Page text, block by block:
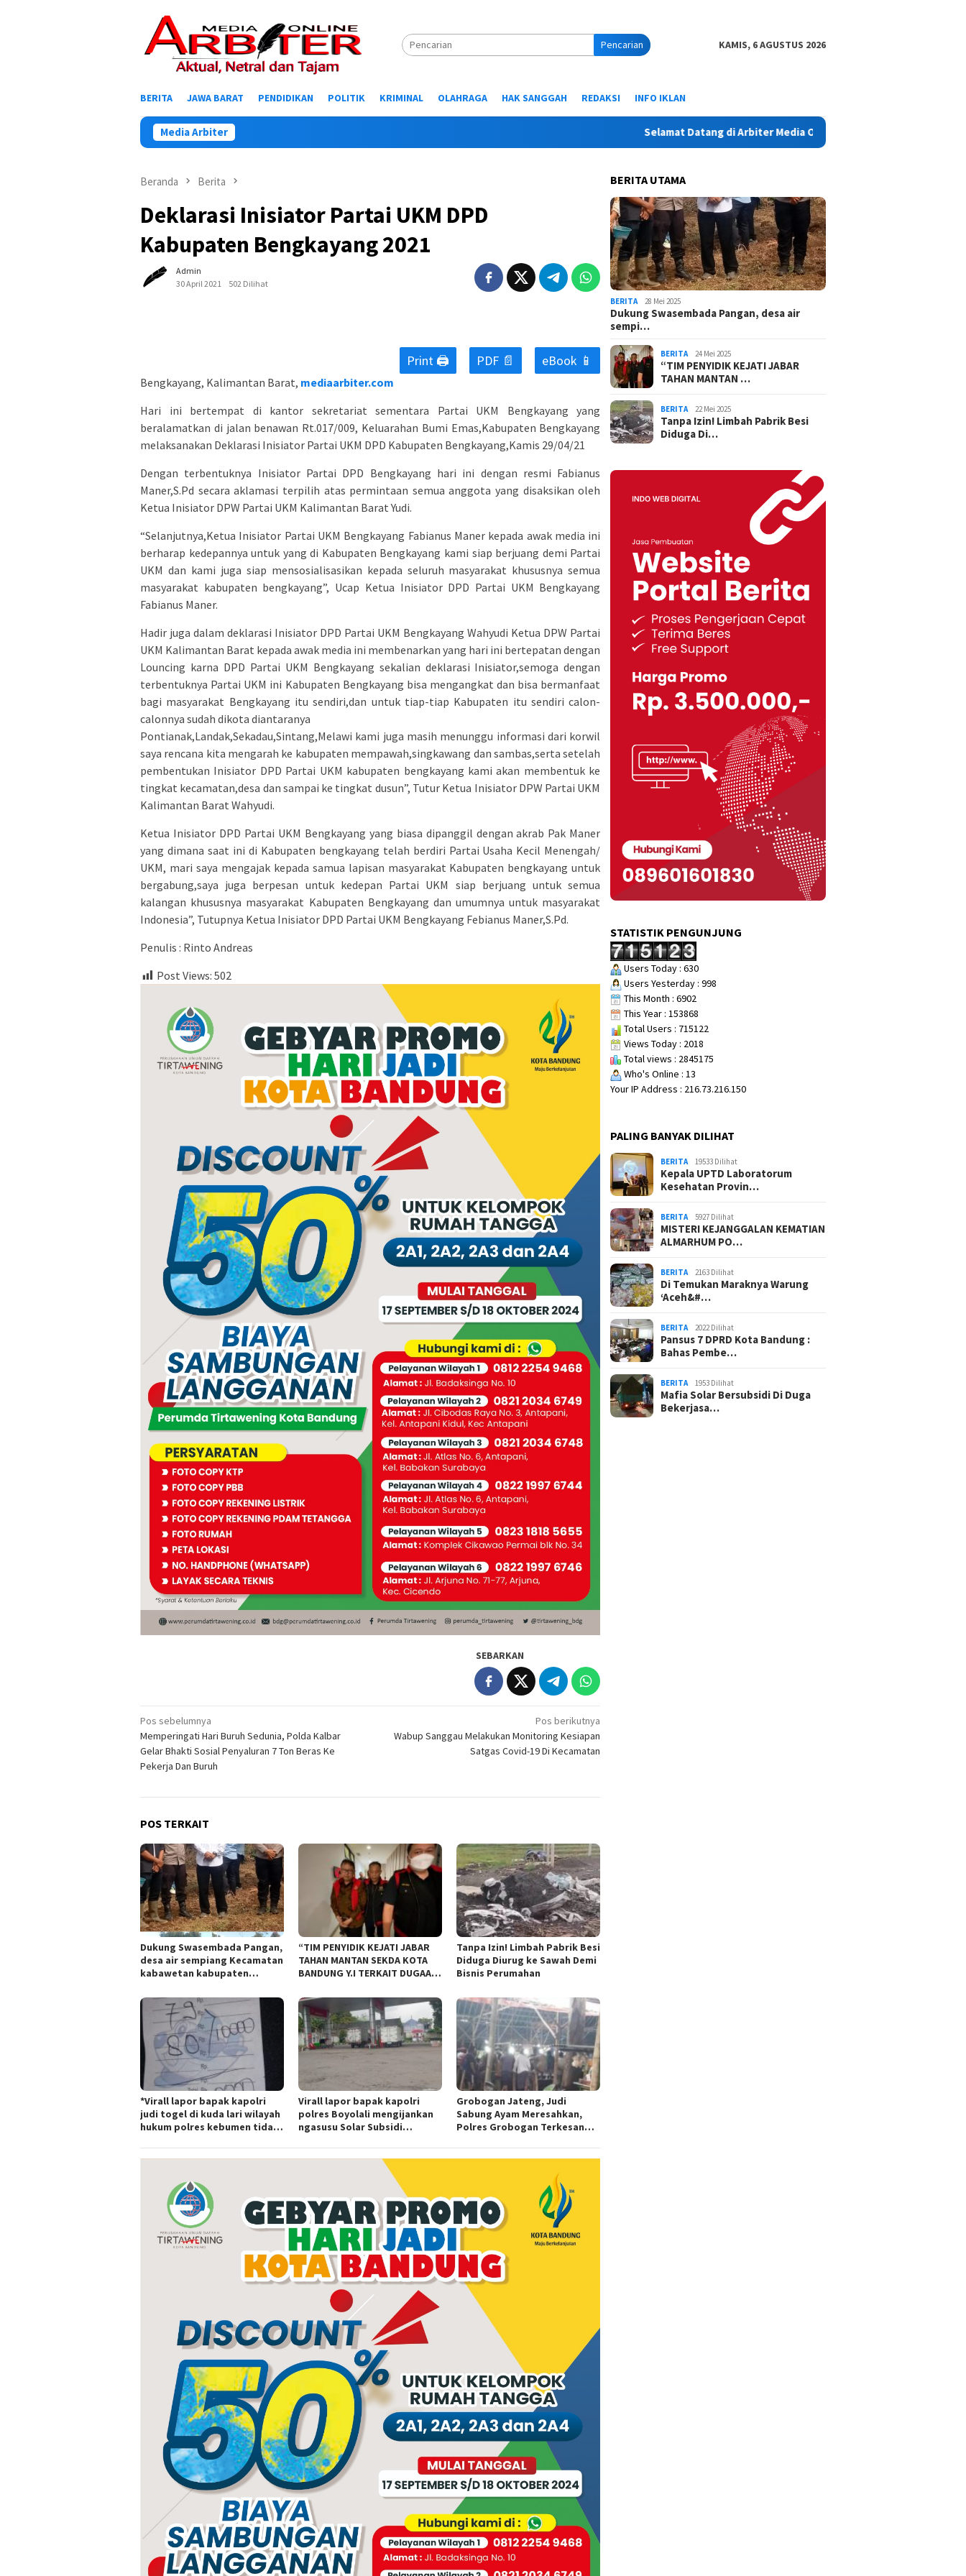
Pencarian KAMIS, 6 AGUSTUS 2026
BERITA JAWA BARAT PENDIDIKAN POLITIK KRIMINAL OLAHRAGA HAK SANGGAH REDAKSI INFO IKLAN
Media Arbiter Selamat Datang di Arbiter Media Online - Aktual, Netral dan Tajam
Beranda Berita
Deklarasi Inisiator Partai UKM DPD
Kabupaten Bengkayang 2021
Admin
30 April 2021
502 Dilihat
Print 🖨 PDF 📄 eBook 📱
Bengkayang, Kalimantan Barat, mediaarbiter.com
Hari ini bertempat di kantor sekretariat sementara Partai UKM Bengkayang yang
beralamatkan di jalan benawan Rt.017/009, Keluarahan Bumi Emas,Kabupaten Bengkayang
melaksanakan Deklarasi Inisiator Partai UKM DPD Kabupaten Bengkayang,Kamis 29/04/21
Dengan terbentuknya Inisiator Partai DPD Bengkayang hari ini dengan resmi Fabianus
Maner,S.Pd secara aklamasi terpilih atas permintaan semua anggota yang disaksikan oleh
Ketua Inisiator DPW Partai UKM Kalimantan Barat Yudi.
“Selanjutnya,Ketua Inisiator Partai UKM Bengkayang Fabianus Maner kepada awak media ini
berharap kedepannya untuk yang di Kabupaten Bengkayang kami siap berjuang demi Partai
UKM dan kami juga siap mensosialisasikan kepada seluruh masyarakat khususnya semua
masyarakat kabupaten bengkayang”, Ucap Ketua Inisiator DPD Partai UKM Bengkayang
Fabianus Maner.
Hadir juga dalam deklarasi Inisiator DPD Partai UKM Bengkayang Wahyudi Ketua DPW Partai
UKM Kalimantan Barat kepada awak media ini membenarkan yang hari ini bertepatan dengan
Louncing karna DPD Partai UKM Bengkayang sekalian deklarasi Inisiator,semoga dengan
terbentuknya Partai UKM ini Kabupaten Bengkayang bisa mengangkat dan bisa bermanfaat
bagi masyarakat Bengkayang itu sendiri,dan untuk tiap-tiap Kabupaten itu sendiri calon-
calonnya sudah dikota diantaranya
Pontianak,Landak,Sekadau,Sintang,Melawi kami juga masih menunggu informasi dari korwil
saya rencana kita mengarah ke kabupaten mempawah,singkawang dan sambas,serta setelah
pembentukan Inisiator DPD Partai UKM kabupaten bengkayang kami akan membentuk ke
tingkat kecamatan,desa dan sampai ke tingkat dusun”, Tutur Ketua Inisiator DPW Partai UKM
Kalimantan Barat Wahyudi.
Ketua Inisiator DPD Partai UKM Bengkayang yang biasa dipanggil dengan akrab Pak Maner
yang dimana saat ini di Kabupaten bengkayang telah berdiri Partai Usaha Kecil Menengah/
UKM, mari saya mengajak kepada samua lapisan masyarakat Kabupaten bengkayang untuk
bergabung,saya juga berpesan untuk kedepan Partai UKM siap berjuang untuk semua
kalangan khususnya masyarakat Kabupaten Bengkayang dan umumnya untuk masyarakat
Indonesia”, Tutupnya Ketua Inisiator DPD Partai UKM Bengkayang Febianus Maner,S.Pd.
Penulis : Rinto Andreas
Post Views: 502
SEBARKAN
Navigasi
pos
Pos sebelumnya
Memperingati Hari Buruh Sedunia, Polda Kalbar
Gelar Bhakti Sosial Penyaluran 7 Ton Beras Ke
Pekerja Dan Buruh
Pos berikutnya
Wabup Sanggau Melakukan Monitoring Kesiapan
Satgas Covid-19 Di Kecamatan
POS TERKAIT
Dukung Swasembada Pangan,
desa air sempiang Kecamatan
kabawetan kabupaten
JagungRabu 28 mei 2025
“TIM PENYIDIK KEJATI JABAR
TAHAN MANTAN SEKDA KOTA
BANDUNG Y.I TERKAIT DUGAAN
BANDUNG”.
Tanpa Izin! Limbah Pabrik Besi
Diduga Diurug ke Sawah Demi
Bisnis Perumahan
*Virall lapor bapak kapolri
judi togel di kuda lari wilayah
hukum polres kebumen tidak
Virall lapor bapak kapolri
polres Boyolali mengijankan
ngasusu Solar Subsidi
Grobogan Jateng, Judi
Sabung Ayam Meresahkan,
Polres Grobogan Terkesan
BERITA UTAMA
BERITA 28 Mei 2025
Dukung Swasembada Pangan, desa air
sempi…
BERITA 24 Mei 2025
“TIM PENYIDIK KEJATI JABAR
TAHAN MANTAN …
BERITA 22 Mei 2025
Tanpa Izin! Limbah Pabrik Besi
Diduga Di…
STATISTIK PENGUNJUNG
Users Today : 630
Users Yesterday : 998
This Month : 6902
This Year : 153868
Total Users : 715122
Views Today : 2018
Total views : 2845175
Who's Online : 13
Your IP Address : 216.73.216.150
PALING BANYAK DILIHAT
BERITA 19533 Dilihat
Kepala UPTD Laboratorum
Kesehatan Provin…
BERITA 5927 Dilihat
MISTERI KEJANGGALAN KEMATIAN
ALMARHUM PO…
BERITA 2163 Dilihat
Di Temukan Maraknya Warung
‘Aceh&#…
BERITA 2022 Dilihat
Pansus 7 DPRD Kota Bandung :
Bahas Pembe…
BERITA 1953 Dilihat
Mafia Solar Bersubsidi Di Duga
Bekerjasa…